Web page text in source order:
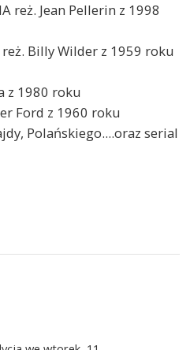
reż. Jean Pellerin z 1998
reż. Billy Wilder z 1959 roku
z 1980 roku
Ford z 1960 roku
Polańskiego....oraz serial